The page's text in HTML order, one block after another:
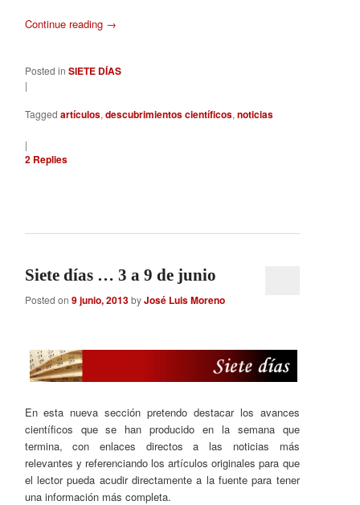
Continue reading →
Posted in SIETE DÍAS
|
Tagged artículos, descubrimientos científicos, noticias
|
2Replies
Siete días … 3 a 9 de junio
Posted on 9 junio, 2013byJosé Luis Moreno
En esta nueva sección pretendo destacar los avances
científicos que se han producido en la semana que
termina, con enlaces directos a las noticias más
relevantes y referenciando los artículos originales para que
el lector pueda acudir directamente a la fuente para tener
una información más completa.